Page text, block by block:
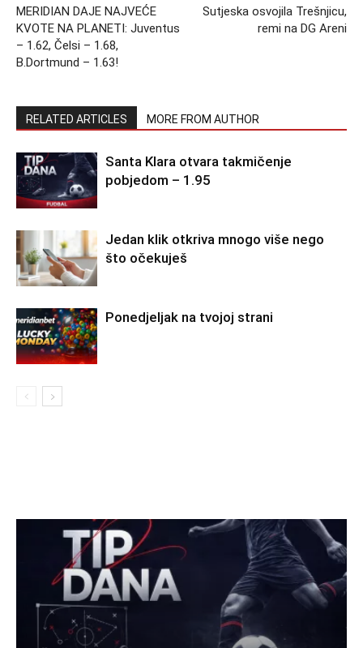
MERIDIAN DAJE NAJVEĆE
KVOTE NA PLANETI: Juventus
– 1.62, Čelsi – 1.68,
B.Dortmund – 1.63!
Sutjeska osvojila Trešnjicu,
remi na DG Areni
RELATED ARTICLES MORE FROM AUTHOR
Santa Klara otvara takmičenje
pobjedom – 1.95
Jedan klik otkriva mnogo više nego
što očekuješ
Ponedjeljak na tvojoj strani